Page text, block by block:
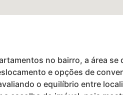
no bairro, a área se
e opções de
o equilíbrio entre